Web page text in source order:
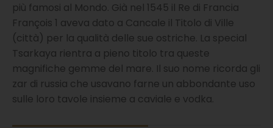
più famosi al Mondo. Già nel 1545 il Re di Francia
François 1 aveva dato a Cancale il Titolo di Ville
(città) per la qualità delle sue ostriche. La special
Tsarkaya rientra a pieno titolo tra queste
magnifiche gemme del mare. Il suo nome ricorda gli
zar di russia che usavano farne un abbondante uso
sulle loro tavole insieme a caviale e vodka.